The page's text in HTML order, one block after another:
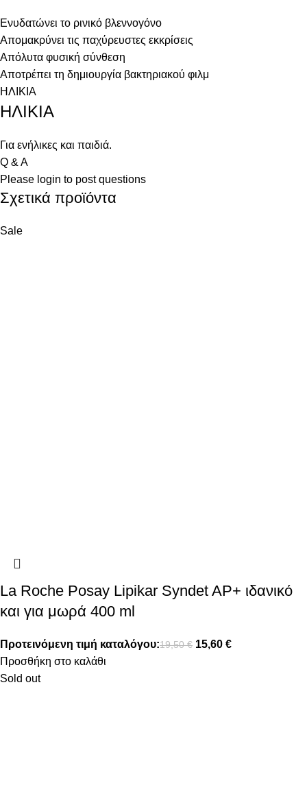
Ενυδατώνει το ρινικό βλεννογόνο
Απομακρύνει τις παχύρευστες εκκρίσεις
Απόλυτα φυσική σύνθεση
Αποτρέπει τη δημιουργία βακτηριακού φιλμ
ΗΛΙΚΙΑ
ΗΛΙΚΙΑ
Για ενήλικες και παιδιά.
Q & A
Please login to post questions
Σχετικά προϊόντα
Sale
La Roche Posay Lipikar Syndet AP+ ιδανικό
και για μωρά 400 ml
Προτεινόμενη τιμή καταλόγου:19,50€ 15,60 €
Προσθήκη στο καλάθι
Sold out